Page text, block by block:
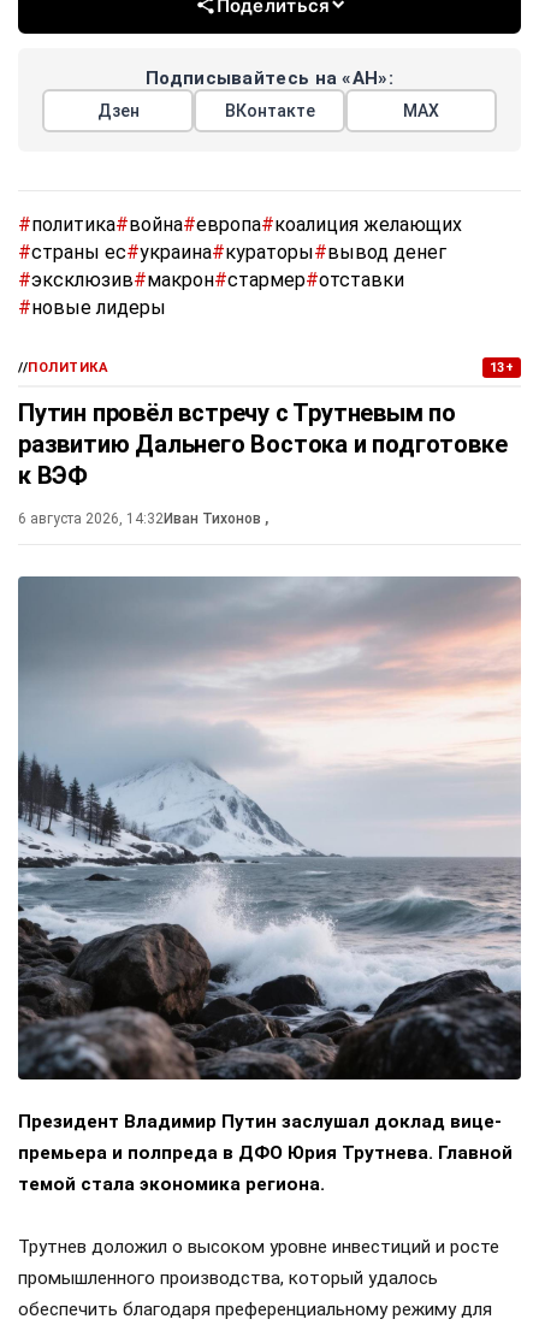
Поделиться
Подписывайтесь на «АН»:
Дзен ВКонтакте МАХ
#политика#война#европа#коалиция желающих
#страны ес#украина#кураторы#вывод денег
#эксклюзив#макрон#стармер#отставки
#новые лидеры
//ПОЛИТИКА 13+
Путин провёл встречу с Трутневым по
развитию Дальнего Востока и подготовке
к ВЭФ
6 августа 2026, 14:32Иван Тихонов ,
Президент Владимир Путин заслушал доклад вице-
премьера и полпреда в ДФО Юрия Трутнева. Главной
темой стала экономика региона.
Трутнев доложил о высоком уровне инвестиций и росте
промышленного производства, который удалось
обеспечить благодаря преференциальному режиму для